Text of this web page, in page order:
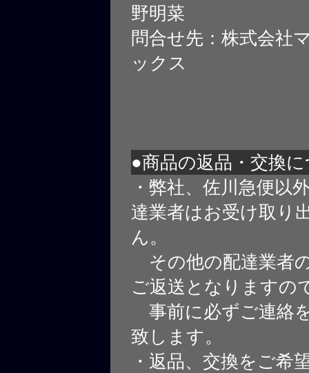
野明菜
問合せ先：株式会社
ックス
●商品の返品・交換
・弊社、佐川急便以
達業者はお受け取り
ん。
その他の配達業者
ご返送となりますの
事前に必ずご連絡
致します。
・返品、交換をご希